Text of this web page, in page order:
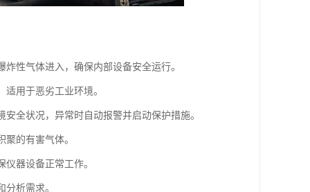
性气体进入，确保内部设备安全运行。
用于恶劣工业环境。
全状况，异常时自动报警并启动保护措施。
的有害气体。
器设备正常工作。
析需求。